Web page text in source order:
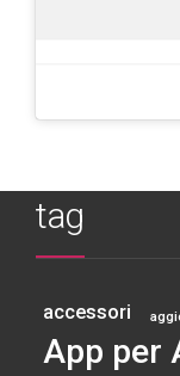
tag
accessori
App per